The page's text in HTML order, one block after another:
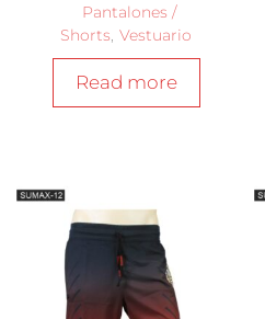
Pantalones /
Shorts Vestuario
Read more